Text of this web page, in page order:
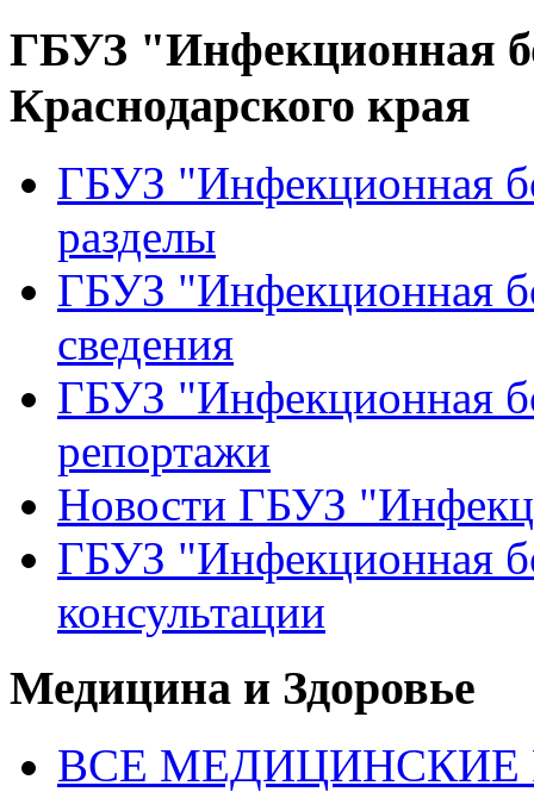
ГБУЗ "Инфекционная
Краснодарского края
ГБУЗ "Инфекционная
разделы
ГБУЗ "Инфекционная
сведения
ГБУЗ "Инфекционная
репортажи
Новости ГБУЗ
ГБУЗ "Инфекционная
консультации
Медицина и Здоровье
ВСЕ МЕДИЦИНСКИЕ